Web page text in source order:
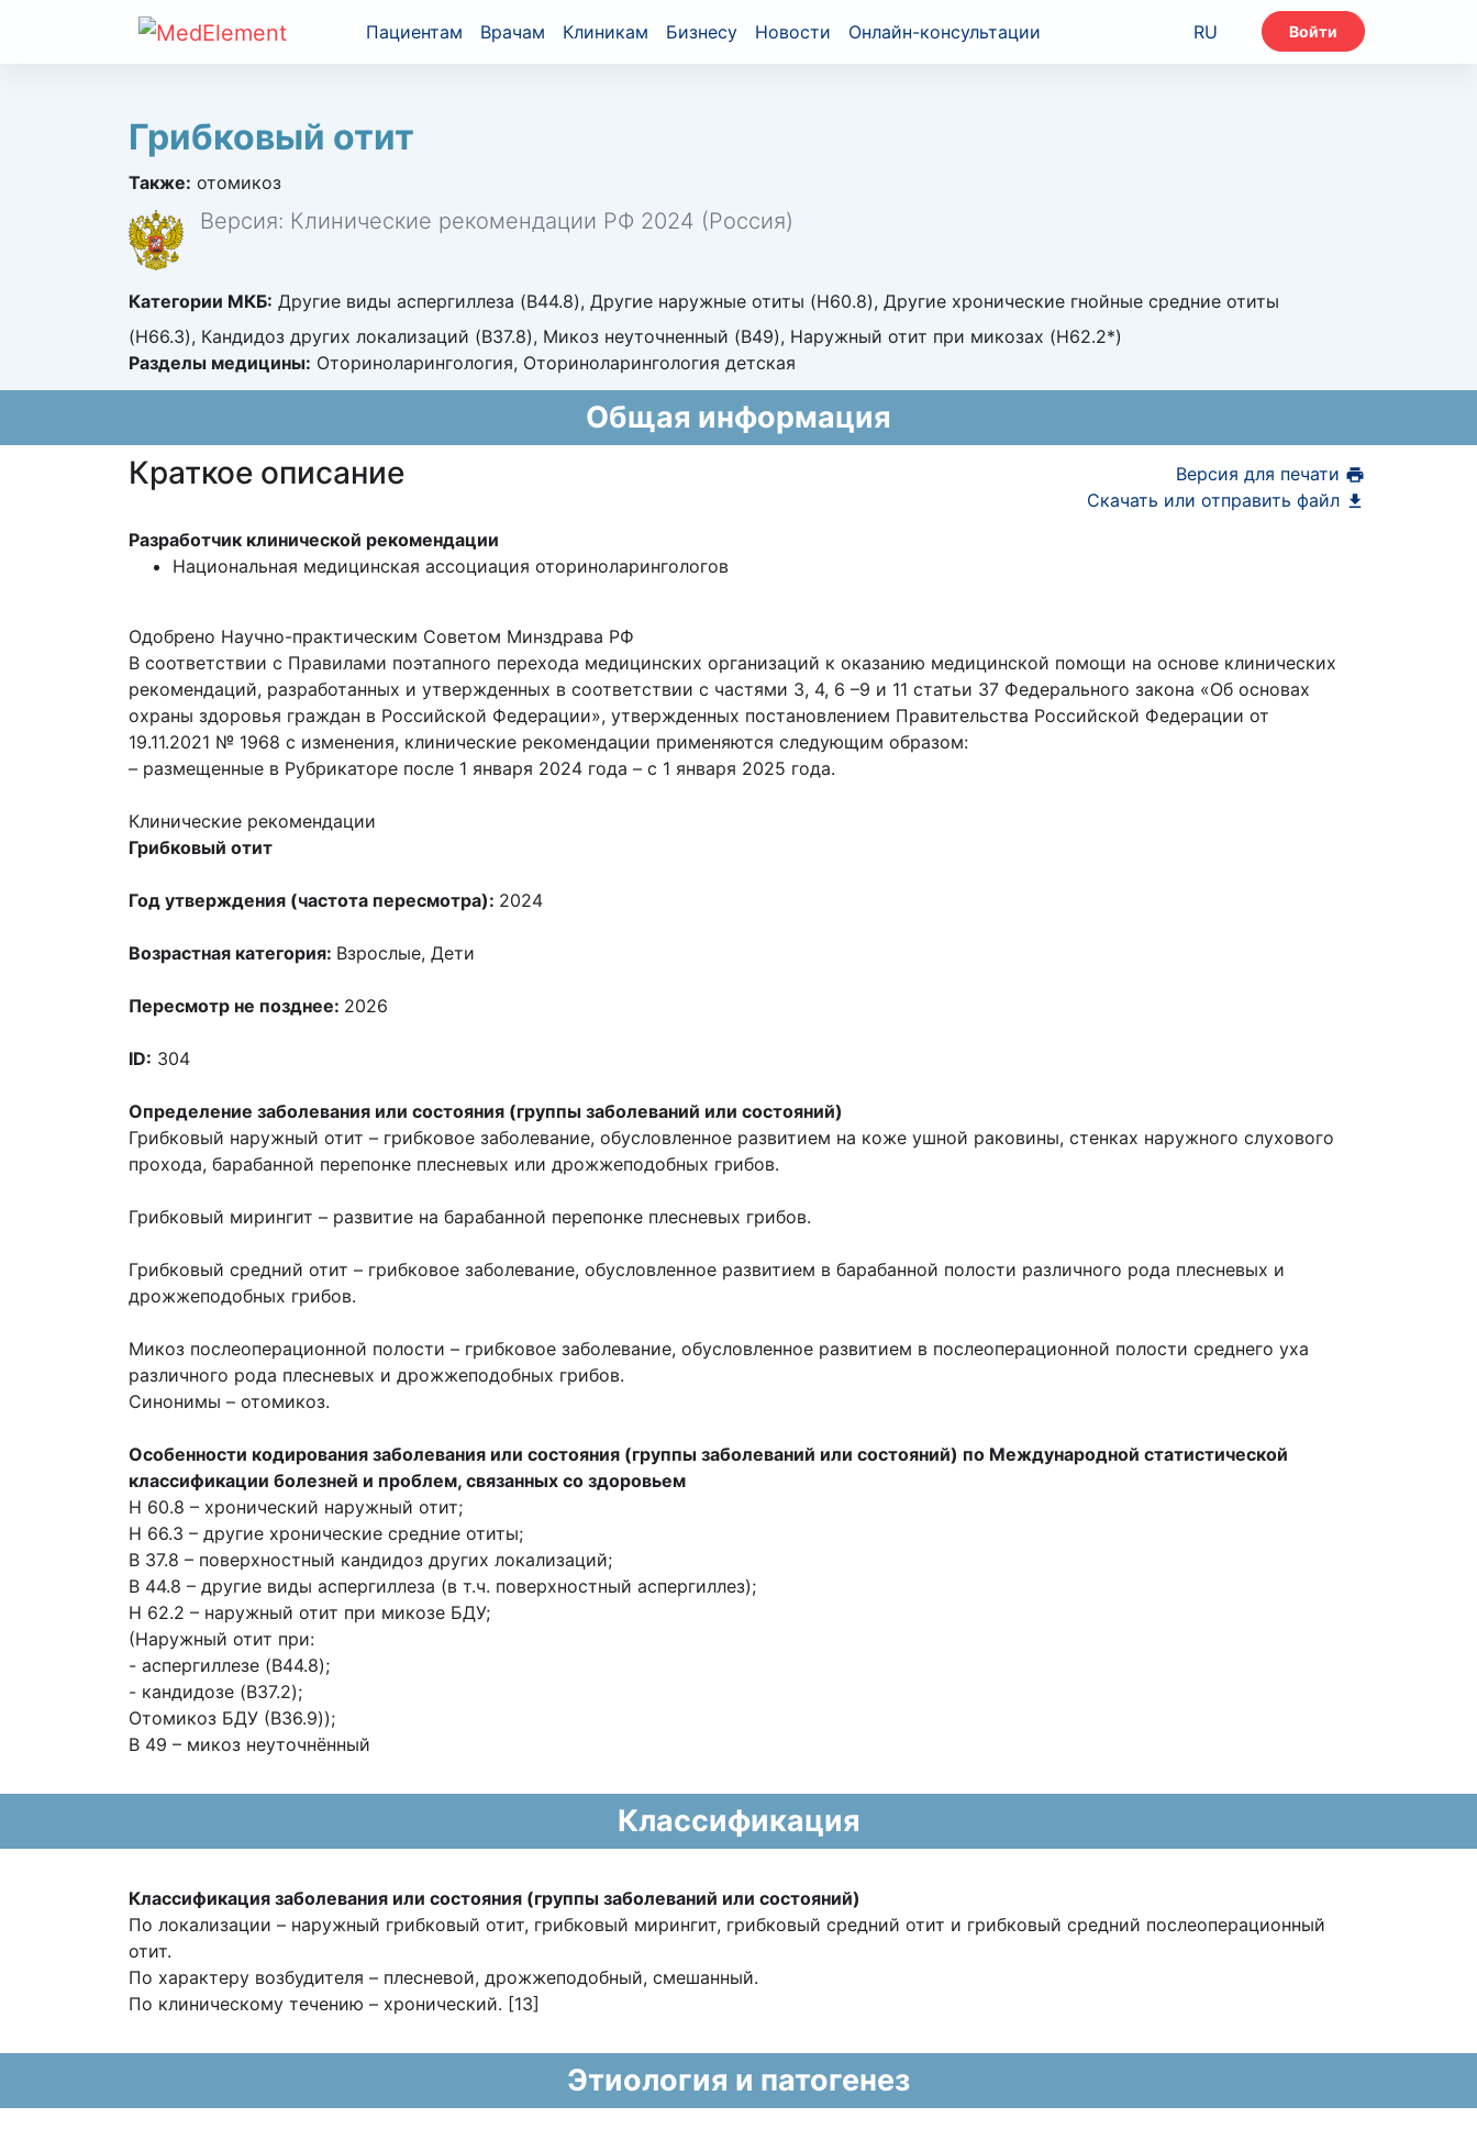
Пациентам Врачам Клиникам Бизнесу Новости Онлайн-консультации RU Войти
Грибковый отит
Также: отомикоз
Версия: Клинические рекомендации РФ 2024 (Россия)
Категории МКБ: Другие виды аспергиллеза (B44.8), Другие наружные отиты (H60.8), Другие хронические гнойные средние отиты
(H66.3), Кандидоз других локализаций (B37.8), Микоз неуточненный (B49), Наружный отит при микозах (H62.2*)
Разделы медицины: Оториноларингология, Оториноларингология детская
Общая информация
Версия для печати
Скачать или отправить файл
Краткое описание
Разработчик клинической рекомендации
Национальная медицинская ассоциация оториноларингологов
Одобрено Научно-практическим Советом Минздрава РФ
В соответствии с Правилами поэтапного перехода медицинских организаций к оказанию медицинской помощи на основе клинических
рекомендаций, разработанных и утвержденных в соответствии с частями 3, 4, 6 –9 и 11 статьи 37 Федерального закона «Об основах
охраны здоровья граждан в Российской Федерации», утвержденных постановлением Правительства Российской Федерации от
19.11.2021 № 1968 с изменения, клинические рекомендации применяются следующим образом:
– размещенные в Рубрикаторе после 1 января 2024 года – с 1 января 2025 года.
Клинические рекомендации
Грибковый отит
Год утверждения (частота пересмотра): 2024
Возрастная категория: Взрослые, Дети
Пересмотр не позднее: 2026
ID: 304
Определение заболевания или состояния (группы заболеваний или состояний)
Грибковый наружный отит – грибковое заболевание, обусловленное развитием на коже ушной раковины, стенках наружного слухового
прохода, барабанной перепонке плесневых или дрожжеподобных грибов.
Грибковый мирингит – развитие на барабанной перепонке плесневых грибов.
Грибковый средний отит – грибковое заболевание, обусловленное развитием в барабанной полости различного рода плесневых и
дрожжеподобных грибов.
Микоз послеоперационной полости – грибковое заболевание, обусловленное развитием в послеоперационной полости среднего уха
различного рода плесневых и дрожжеподобных грибов.
Синонимы – отомикоз.
Особенности кодирования заболевания или состояния (группы заболеваний или состояний) по Международной статистической
классификации болезней и проблем, связанных со здоровьем
H 60.8 – хронический наружный отит;
H 66.3 – другие хронические средние отиты;
B 37.8 – поверхностный кандидоз других локализаций;
B 44.8 – другие виды аспергиллеза (в т.ч. поверхностный аспергиллез);
H 62.2 – наружный отит при микозе БДУ;
(Наружный отит при:
- аспергиллезе (B44.8);
- кандидозе (B37.2);
Отомикоз БДУ (B36.9));
В 49 – микоз неуточнённый
Классификация
Классификация заболевания или состояния (группы заболеваний или состояний)
По локализации – наружный грибковый отит, грибковый мирингит, грибковый средний отит и грибковый средний послеоперационный
отит.
По характеру возбудителя – плесневой, дрожжеподобный, смешанный.
По клиническому течению – хронический. [13]
Этиология и патогенез